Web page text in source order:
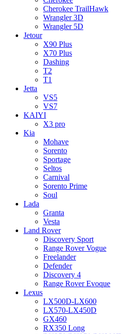
Cherokee TrailHawk
Wrangler 3D
Wrangler 5D
Jetour
X90 Plus
X70 Plus
Dashing
T2
T1
Jetta
VS5
VS7
KAIYI
X3 pro
Kia
Mohave
Sorento
Sportage
Seltos
Carnival
Sorento Prime
Soul
Lada
Granta
Vesta
Land Rover
Discovery Sport
Range Rover Vogue
Freelander
Defender
Discovery 4
Range Rover Evoque
Lexus
LX500D-LX600
LX570-LX450D
GX460
RX350 Long